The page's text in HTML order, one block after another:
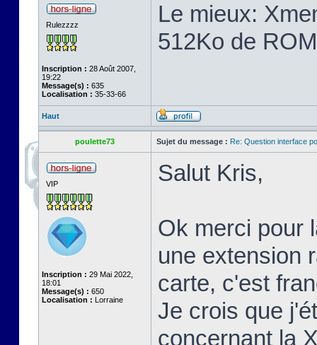
Rulezzzz
Inscription : 28 Août 2007,
19:22
Message(s) : 635
Localisation : 35-33-66
Le mieux:
512Ko de
Haut
poulette73 Sujet du message : Re: Question interface
VIP
Inscription : 29 Mai 2022,
18:01
Message(s) : 650
Localisation : Lorraine
Salut Kris,
Ok merci pour
une extension
carte, c'est
Je crois que
concernant la